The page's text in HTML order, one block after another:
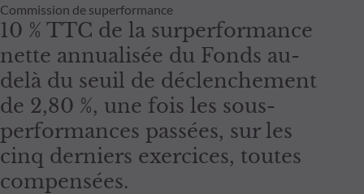
Commission de superformance
10 % TTC de la surperformance
nette annualisée du Fonds au-
delà du seuil de déclenchement
de 2,80 %, une fois les sous-
performances passées, sur les
cinq derniers exercices, toutes
compensées.